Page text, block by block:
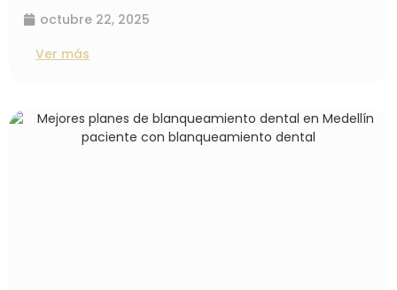
octubre 22, 2025
Ver más